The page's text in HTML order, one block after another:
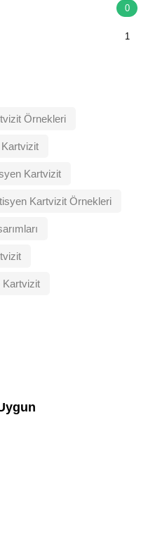
0
1
Örnekleri
Kartvizit
Kartvizit
Kartvizit Örnekleri
Kartvizit